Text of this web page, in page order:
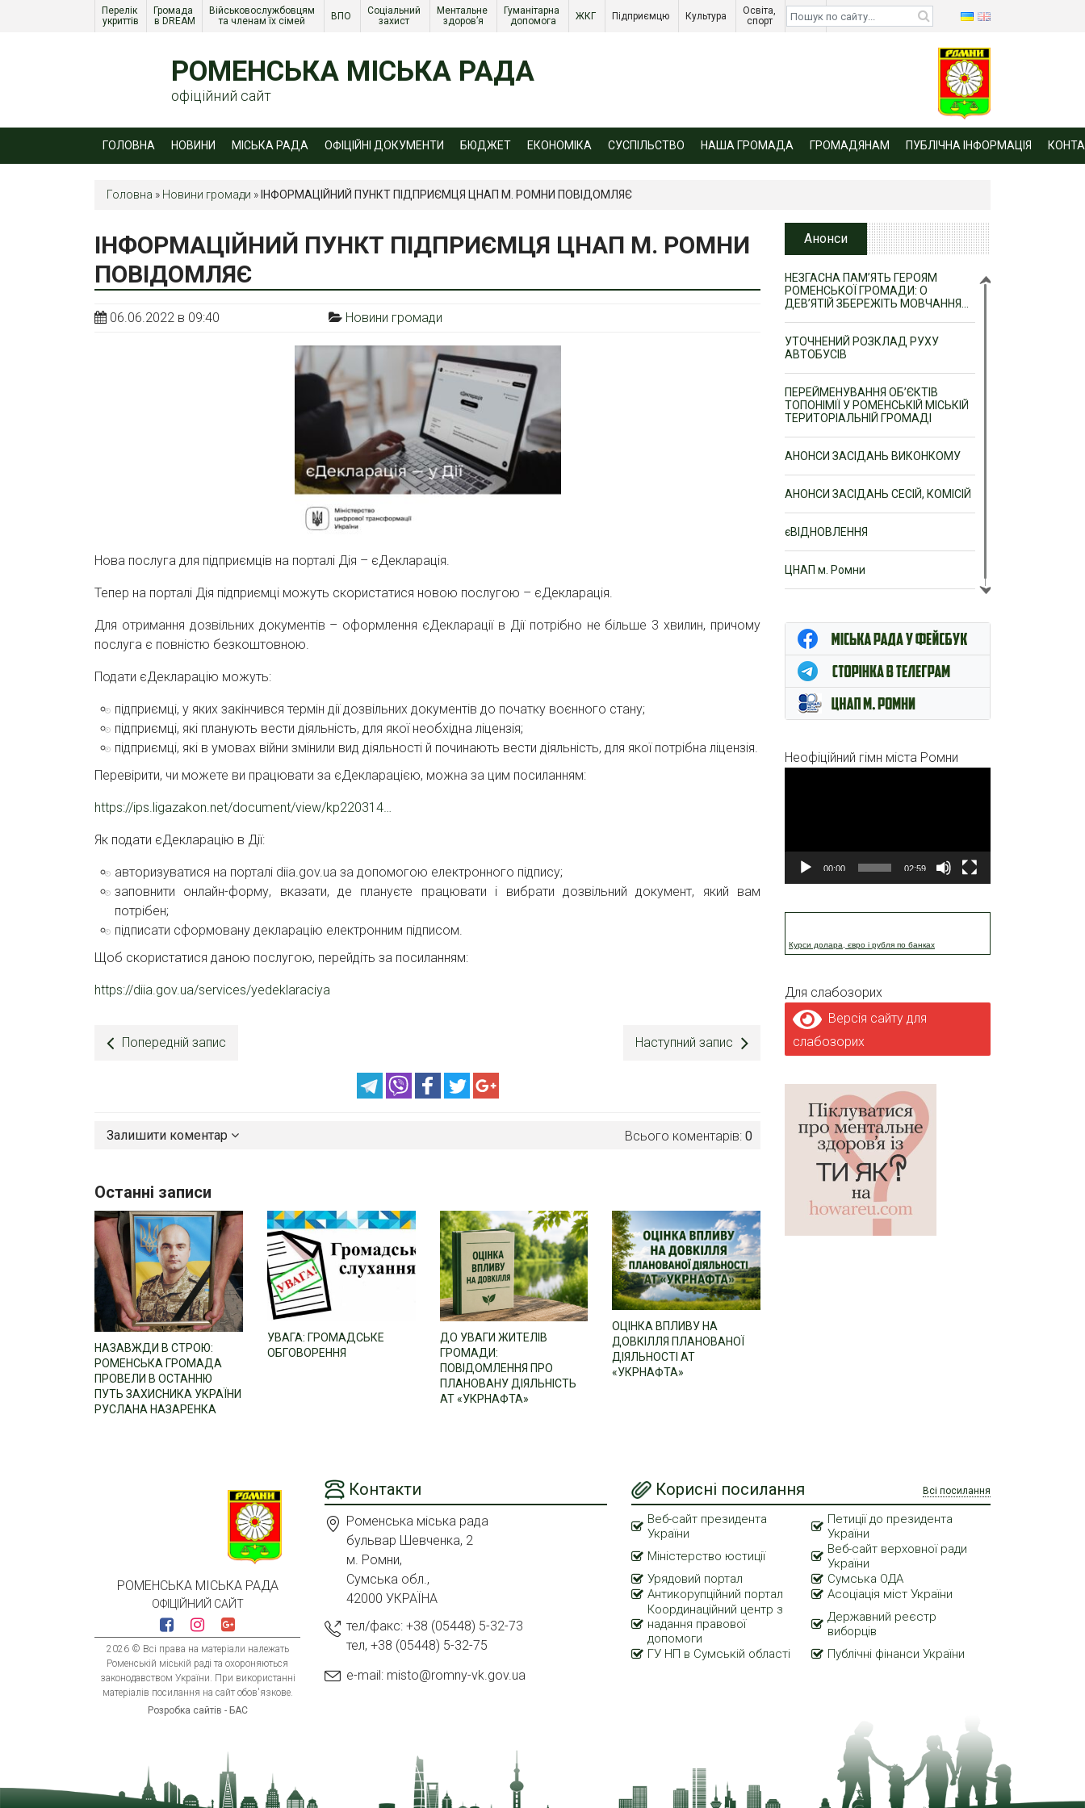
Перелік
укриттів
Громада
в DREAM
Військовослужбовцям
та членам їх сімей
ВПО
Соціальний
захист
Ментальне
здоров’я
Гуманітарна
допомога
ЖКГ Підприємцю Культура
Освіта,
спорт
Діти
війни
РОМЕНСЬКА МІСЬКА РАДА
офіційний сайт
ГОЛОВНА НОВИНИ МІСЬКА РАДА ОФІЦІЙНІ ДОКУМЕНТИ БЮДЖЕТ ЕКОНОМІКА СУСПІЛЬСТВО НАША ГРОМАДА ГРОМАДЯНАМ ПУБЛІЧНА ІНФОРМАЦІЯ
Головна » Новини громади » ІНФОРМАЦІЙНИЙ ПУНКТ ПІДПРИЄМЦЯ ЦНАП М. РОМНИ ПОВІДОМЛЯЄ
ІНФОРМАЦІЙНИЙ ПУНКТ ПІДПРИЄМЦЯ ЦНАП М. РОМНИ
ПОВІДОМЛЯЄ
06.06.2022 в 09:40 Новини громади
Нова послуга для підприємців на порталі Дія – єДекларація.
Тепер на порталі Дія підприємці можуть скористатися новою послугою – єДекларація.
Для отримання дозвільних документів – оформлення єДекларації в Дії потрібно не більше 3 хвилин, причому
послуга є повністю безкоштовною.
Подати єДекларацію можуть:
підприємці, у яких закінчився термін дії дозвільних документів до початку воєнного стану;
підприємці, які планують вести діяльність, для якої необхідна ліцензія;
підприємці, які в умовах війни змінили вид діяльності й починають вести діяльність, для якої потрібна ліцензія.
Перевірити, чи можете ви працювати за єДекларацією, можна за цим посиланням:
https://ips.ligazakon.net/document/view/kp220314…
Як подати єДекларацію в Дії:
авторизуватися на порталі diia.gov.ua за допомогою електронного підпису;
заповнити онлайн-форму, вказати, де плануєте працювати і вибрати дозвільний документ, який вам
потрібен;
підписати сформовану декларацію електронним підписом.
Щоб скористатися даною послугою, перейдіть за посиланням:
https://diia.gov.ua/services/yedeklaraciya
Попередній запис Наступний запис
Всього коментарів: 0
Залишити коментар
Останні записи
НАЗАВЖДИ В СТРОЮ:
РОМЕНСЬКА ГРОМАДА
ПРОВЕЛИ В ОСТАННЮ
ПУТЬ ЗАХИСНИКА УКРАЇНИ
РУСЛАНА НАЗАРЕНКА
УВАГА: ГРОМАДСЬКЕ
ОБГОВОРЕННЯ
ДО УВАГИ ЖИТЕЛІВ
ГРОМАДИ:
ПОВІДОМЛЕННЯ ПРО
ПЛАНОВАНУ ДІЯЛЬНІСТЬ
АТ «УКРНАФТА»
ОЦІНКА ВПЛИВУ НА
ДОВКІЛЛЯ ПЛАНОВАНОЇ
ДІЯЛЬНОСТІ АТ
«УКРНАФТА»
Анонси
НЕЗГАСНА ПАМ’ЯТЬ ГЕРОЯМ
РОМЕНСЬКОЇ ГРОМАДИ: О
ДЕВ’ЯТІЙ ЗБЕРЕЖІТЬ МОВЧАННЯ…
УТОЧНЕНИЙ РОЗКЛАД РУХУ
АВТОБУСІВ
ПЕРЕЙМЕНУВАННЯ ОБ’ЄКТІВ
ТОПОНІМІЇ У РОМЕНСЬКІЙ МІСЬКІЙ
ТЕРИТОРІАЛЬНІЙ ГРОМАДІ
АНОНСИ ЗАСІДАНЬ ВИКОНКОМУ
АНОНСИ ЗАСІДАНЬ СЕСІЙ, КОМІСІЙ
єВІДНОВЛЕННЯ
ЦНАП м. Ромни
Неофіційний гімн міста Ромни
00:00 02:59
Курси долара, євро і рубля по банках
Для слабозорих
Версія сайту для
слабозорих
РОМЕНСЬКА МІСЬКА РАДА
ОФІЦІЙНИЙ САЙТ
2026 © Всі права на матеріали належать
Роменській міській раді та охороняються
законодавством України. При використанні
матеріалів посилання на сайт обов'язкове.
Розробка сайтів - БАС
Контакти
Роменська міська рада
бульвар Шевченка, 2
м. Ромни,
Сумська обл.,
42000 УКРАЇНА
тел/факс: +38 (05448) 5-32-73
тел, +38 (05448) 5-32-75
e-mail: misto@romny-vk.gov.ua
Корисні посилання Всі посилання
Веб-сайт президента
України
Петиції до президента
України
Міністерство юстиції
Веб-сайт верховної ради
України
Урядовий портал
Сумська ОДА
Антикорупційний портал
Асоціація міст України
Координаційний центр з
надання правової
допомоги
Державний реєстр
виборців
ГУ НП в Сумській області
Публічні фінанси України